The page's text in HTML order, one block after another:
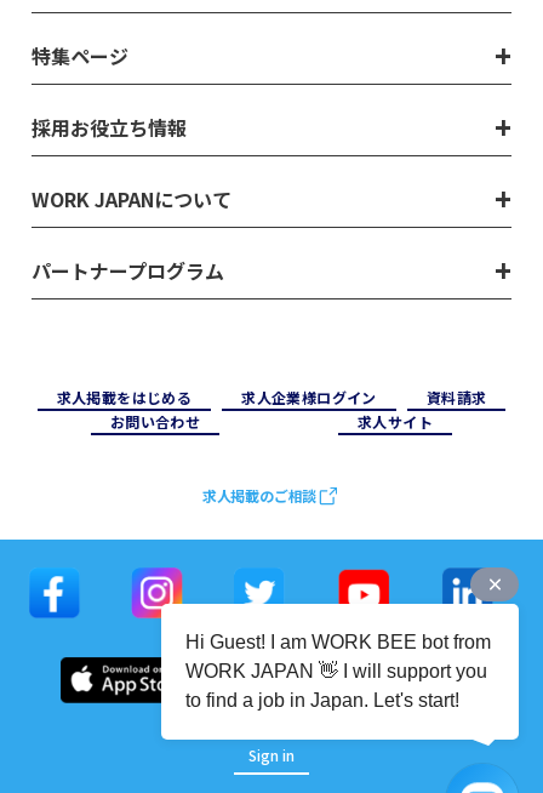
特集ページ
採用お役立ち情報
WORK JAPANについて
パートナープログラム
求⼈掲載をはじめる 求⼈企業様ログイン
資料請求
お問い合わせ
求⼈サイト
求人掲載のご相談
Sign in
Hi Guest! I am WORK BEE bot from
WORK JAPAN 👋 I will support you
to find a job in Japan. Let's start!